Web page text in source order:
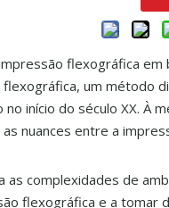
flexográfica
um método
início do século XX. À
nuances entre a
as complexidades de
flexográfica e a tomar